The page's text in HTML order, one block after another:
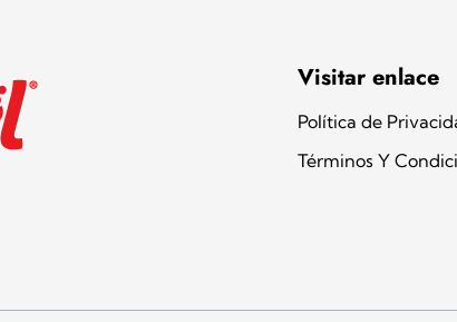
Visitar enlace
Política de
Términos Y